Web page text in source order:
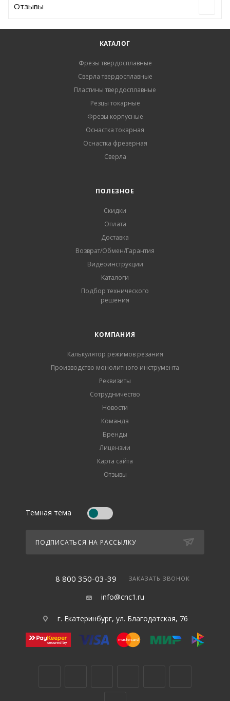
Отзывы
КАТАЛОГ
Фрезы твердосплавные
Сверла твердосплавные
Пластины твердосплавные
Резцы токарные
Фрезы корпусные
Оснастка токарная
Оснастка фрезерная
Сверла
ПОЛЕЗНОЕ
Скидки
Оплата
Доставка
Возврат/Обмен/Гарантия
Видеоинструкции
Каталоги
Подбор технического
решения
КОМПАНИЯ
Калькулятор режимов резания
Производство монолитного инструмента
Реквизиты
Сотрудничество
Новости
Команда
Бренды
Лицензии
Карта сайта
Отзывы
Темная тема
ПОДПИСАТЬСЯ НА РАССЫЛКУ
8 800 350-03-39 ЗАКАЗАТЬ ЗВОНОК
info@cnc1.ru
г. Екатеринбург, ул. Благодатская, 76